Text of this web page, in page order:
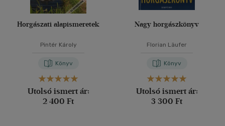
Horgászati alapismeretek
Pintér Károly
Könyv
Utolsó ismert ár:
2 400 Ft
Nagy horgászkönyv
Florian Läufer
Könyv
Utolsó ismert ár:
3 300 Ft